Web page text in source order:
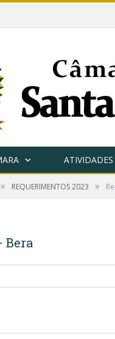
» REQUERIMENTOS 2023 »
Bera